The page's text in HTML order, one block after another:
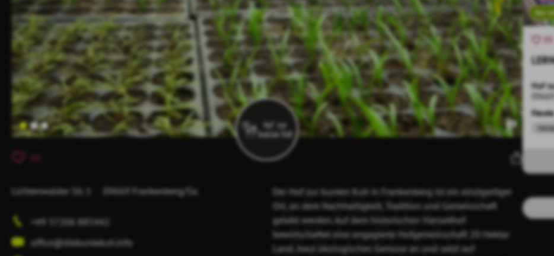
Lichtenwalder Str. 1 09669 Frankenberg/Sa.
+49 37206 885442
office@diebuntekuh.info
Der Hof zur bunten Kuh in Frankenberg ist ein einzigartiger
Ort, an dem Nachhaltigkeit, Tradition und Gemeinschaft
gelebt werden. Auf dem historischen Vierseithof
bewirtschaftet eine engagierte Hofgemeinschaft 20 Hektar
Land, baut ökologisches Gemüse an und setzt auf
Nur
33
Hof
Heute